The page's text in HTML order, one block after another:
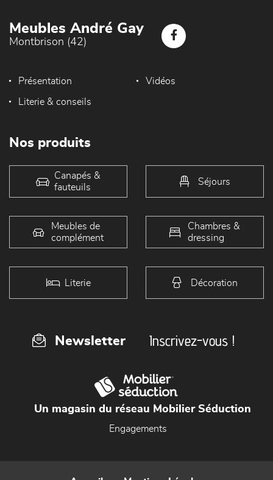
Meubles André Gay
Montbrison (42)
Présentation Vidéos
Literie & conseils
Nos produits
Canapés &
fauteuils
Séjours
Meubles de
complément
Chambres &
dressing
Literie Décoration
Newsletter Inscrivez-vous !
Un magasin du réseau Mobilier Séduction
Engagements